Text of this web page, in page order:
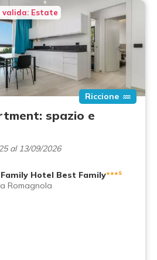
valida: Estate
Riccione
spazio e
al 13/09/2026
Hotel Best Family***s
Romagnola